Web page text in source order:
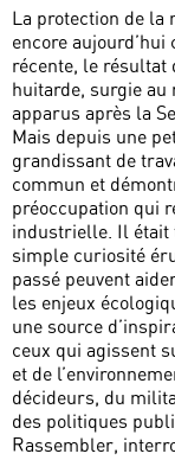
La protection de la
encore
récente, le résultat
huitarde, surgie au
apparus après la
Mais depuis une
grandissant de
commun et
préoccupation qui
industrielle. Il était
simple curiosité
passé peuvent
les enjeux
une source
ceux qui agissent
et de
décideurs, du
des politiques
Rassembler,